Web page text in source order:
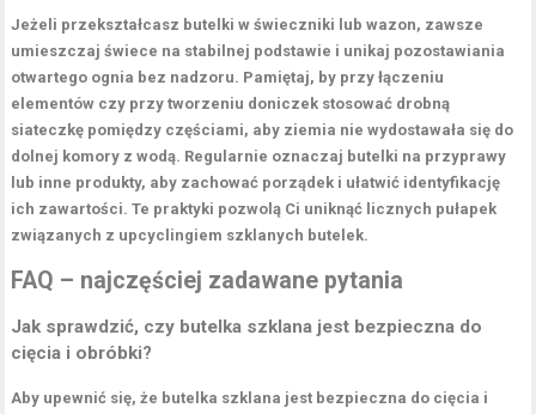
Jeżeli przekształcasz butelki wświeczniki lubwazon, zawsze
umieszczaj świece na stabilnej podstawie i unikaj pozostawiania
otwartego ognia bez nadzoru. Pamiętaj, by przy łączeniu
elementów czy przy tworzeniu doniczek stosować drobną
siateczkę pomiędzy częściami, aby ziemia nie wydostawała się do
dolnej komory z wodą. Regularnie oznaczaj butelki na przyprawy
lub inne produkty, aby zachować porządek i ułatwić identyfikację
ich zawartości. Te praktyki pozwolą Ci uniknąć licznych pułapek
związanych z upcyclingiem szklanych butelek.
FAQ – najczęściej zadawane pytania
Jak sprawdzić, czy butelka szklana jest bezpieczna do
cięcia i obróbki?
Aby upewnić się, że butelka szklana jest bezpieczna do cięcia i